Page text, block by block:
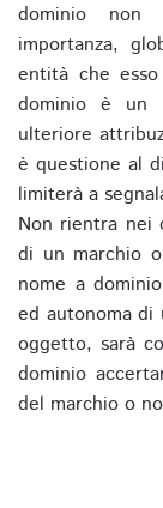
dominio non
importanza,
entità che
dominio è un
ulteriore
è questione al
limiterà a
Non rientra nei
di un marchio
nome a
ed autonoma
oggetto, sarà
dominio
del marchio o